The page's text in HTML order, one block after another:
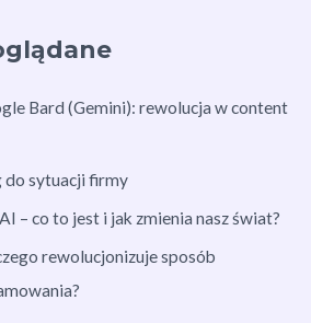
Bard (Gemini): rewolucja w content
do sytuacji firmy
– co to jest i jak zmienia nasz świat?
rewolucjonizuje sposób